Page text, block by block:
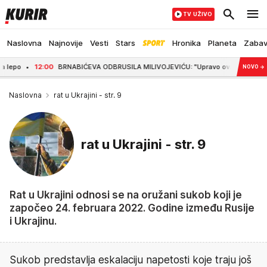
Naslovna Najnovije Vesti Stars Hronika Planeta
TV UŽIVO
12:00 BRNABIĆEVA ODBRUSILA MILIVOJEVIĆU: "Upravo ovaj primerak jeNOVO →
Naslovna rat u Ukrajini - str. 9
rat u Ukrajini - str. 9
Rat u Ukrajini odnosi se na oružani sukob koji je
započeo 24. februara 2022. Godine između Rusije
i Ukrajinu.
Sukob predstavlja eskalaciju napetosti koje traju još